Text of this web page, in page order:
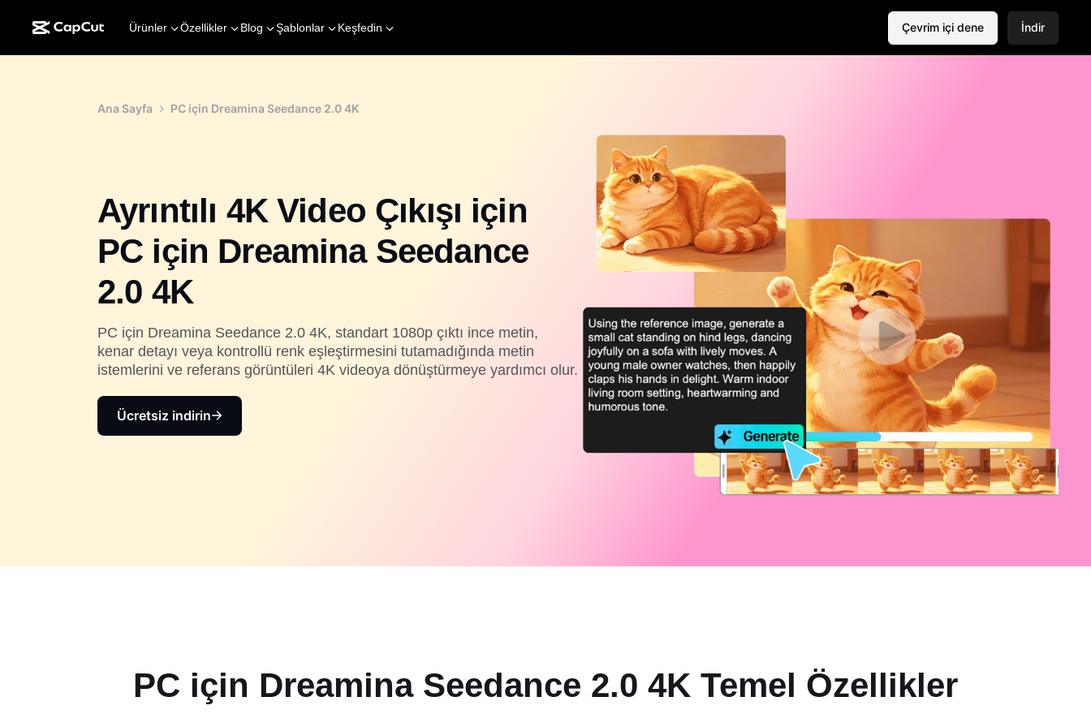
Ürünler Özellikler Blog Şablonlar Keşfedin Çevrim içi dene İndir
Ana Sayfa PC için Dreamina Seedance 2.0 4K
Ayrıntılı 4K Video Çıkışı için
PC için Dreamina Seedance
2.0 4K
PC için Dreamina Seedance 2.0 4K, standart 1080p çıktı ince metin,
kenar detayı veya kontrollü renk eşleştirmesini tutamadığında metin
istemlerini ve referans görüntüleri 4K videoya dönüştürmeye yardımcı olur.
Ücretsiz indirin
PC için Dreamina Seedance 2.0 4K Temel Özellikler